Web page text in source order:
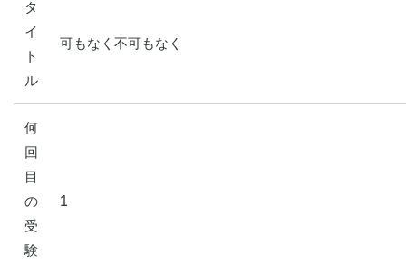
タ
イ
ト
ル
可もなく不可もなく
何
回
目
の
受
験
1